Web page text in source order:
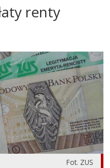
renty
Fot. ZUS